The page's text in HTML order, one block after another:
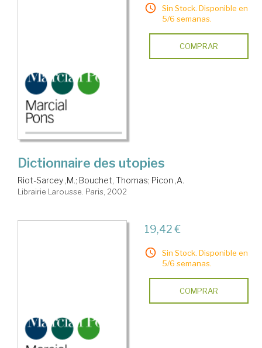
Sin Stock. Disponible en
5/6 semanas.
COMPRAR
Dictionnaire des utopies
Riot-Sarcey ,M.; Bouchet, Thomas; Picon ,A.
Librairie Larousse. Paris, 2002
19,42 €
Sin Stock. Disponible en
5/6 semanas.
COMPRAR